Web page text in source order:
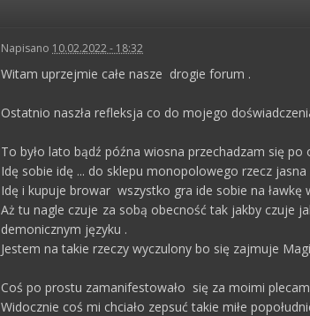
Napisano 10.02.2022 - 18:32
Witam uprzejmie całe nasze drogie forum .
Ostatnio naszła refleksja co do mojego
To było lato bądź późna wiosna przechadzam się po
Idę sobie idę ... do sklepu monopolowego rzecz
Idę i kupuje browar wszystko gra ide sobie na
Aż tu nagle czuje za sobą obecność tak jakby czuje
demonicznym języku .
Jestem na takie rzeczy wyczulony bo się zajmuje
Coś po prostu zamanifestowało się za moimi
Widocznie coś mi chciało zepsuć takie miłe